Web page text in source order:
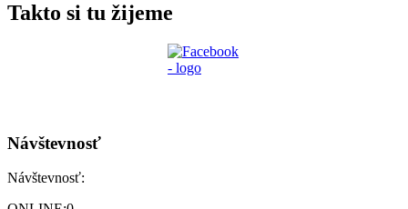
Takto si tu žijeme
Návštevnosť
Návštevnosť: